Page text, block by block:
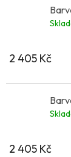
2 405 Kč
2 405 Kč